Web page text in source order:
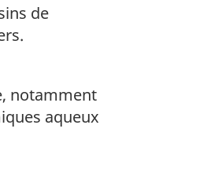
de
notamment
aqueux